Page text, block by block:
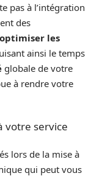
pas à l’intégration
des
optimiser les
ainsi le temps
globale de votre
à rendre votre
votre service
lors de la mise à
qui peut vous